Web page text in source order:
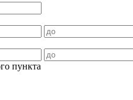
пункта